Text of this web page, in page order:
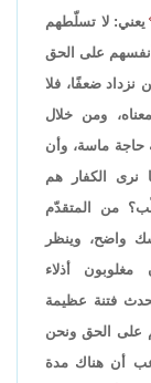
يعني: لا تسلّطهم
أنفسهم على الحق
نزداد ضعفًا، فلا
ومن خلال
حاجة ماسة، وأن
نرى الكفار هم
من المتقدّم
شك واضح، وينظر
أذلاء
فتنة عظيمة
على الحق ونحن
أن هناك مدة